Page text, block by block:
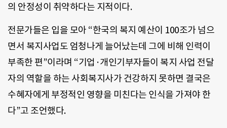
의 안정성이 취약하다는 지적이다.
전문가들은 입을 모아 “한국의 복지 예산이 100조가 넘으
면서 복지사업도 엄청나게 늘어났는데 그에 비해 인력이
부족한 편”이라며 “기업·개인기부자들이 복지 사업 전달
자의 역할을 하는 사회복지사가 건강하지 못하면 결국은
수혜자에게 부정적인 영향을 미친다는 인식을 가져야 한
다”고 조언했다.